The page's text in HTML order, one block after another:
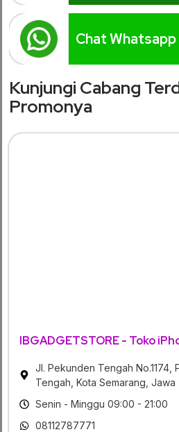
Chat Whatsapp
Kunjungi Cabang
Promonya
IBGADGETSTORE - Toko
Jl. Pekunden Tengah No.1174,
Tengah, Kota Semarang, Jawa
Senin - Minggu 09:00 - 21:00
08112787771